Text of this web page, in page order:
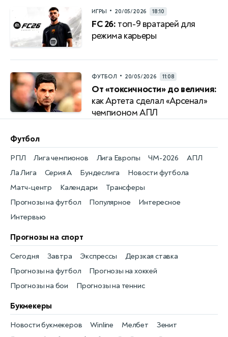
ИГРЫ • 20/05/2026 18:10
FC 26: топ-9 вратарей для
режима карьеры
ФУТБОЛ • 20/05/2026 11:08
От «токсичности» до величия:
как Артета сделал «Арсенал»
чемпионом АПЛ
Футбол
Новости футбола
РПЛ
Матч-центр
Лига чемпионов
Календари
Лига Европы
Трансферы
ЧМ-2026
Прогнозы на футбол
АПЛ
Популярное
Ла Лига
Интересное
Серия А
Интервью
Бундеслига
Прогнозы на спорт
Прогнозы на футбол
Сегодня
Прогнозы на хоккей
Завтра
Прогнозы на бои
Экспрессы
Прогнозы на теннис
Дерзкая ставка
Букмекеры
Новости букмекеров
Winline
Мелбет
Зенит